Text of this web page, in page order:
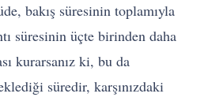
bakış süresinin toplamıyla
süresinin üçte birinden daha
kurarsanız ki, bu da
süredir, karşınızdaki